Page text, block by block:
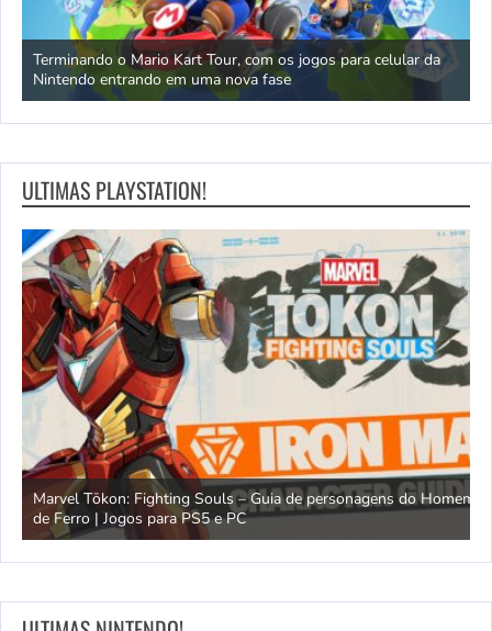
Terminando o Mario Kart Tour, com os jogos para celular da
Nintendo entrando em uma nova fase
ULTIMAS PLAYSTATION!
Marvel Tōkon: Fighting Souls – Guia de personagens do Homem
de Ferro | Jogos para PS5 e PC